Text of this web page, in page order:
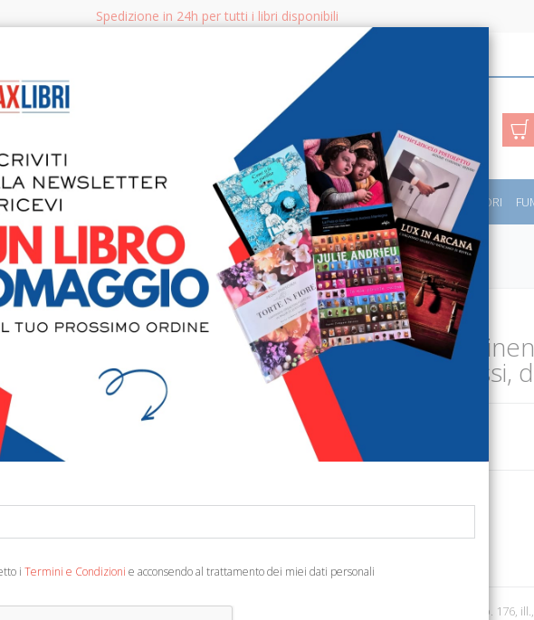
Spedizione in 24h per tutti i libri disponibili
CERCA Ricerca avanzata
SAGGISTICA LIBRI PER BAMBINI E RAGAZZI MANUALI - GUIDE - CORSI SPORT E MOTORI
L'arte
pensieri, paradossi,
€ 12,39
Categoria: Narrativa e letteratura
A cura di R. Reim. Roma, 2000; br., pp. 176,
i Termini e Condizioni e acconsendo al trattamento dei miei dati personali